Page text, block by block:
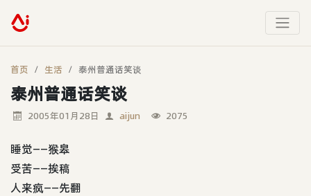
首页 生活 泰州普通话笑谈
泰州普通话笑谈
2005年01月28日 aijun 2075
睡觉——猴皋
受苦——挨稿
人来疯——先翻